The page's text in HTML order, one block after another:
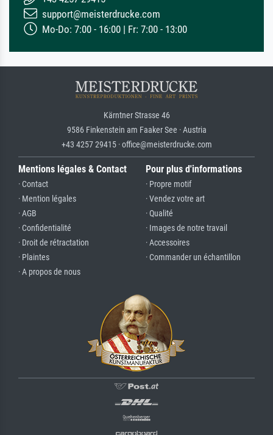
support@meisterdrucke.com
Mo-Do: 7:00 - 16:00 | Fr: 7:00 - 13:00
Kärntner Strasse 46
9586 Finkenstein am Faaker See · Austria
+43 4257 29415 · office@meisterdrucke.com
Mentions légales & Contact
· Contact
· Mention légales
· AGB
· Confidentialité
· Droit de rétractation
· Plaintes
· A propos de nous
Pour plus d'informations
· Propre motif
· Vendez votre art
· Qualité
· Images de notre travail
· Accessoires
· Commander un échantillon